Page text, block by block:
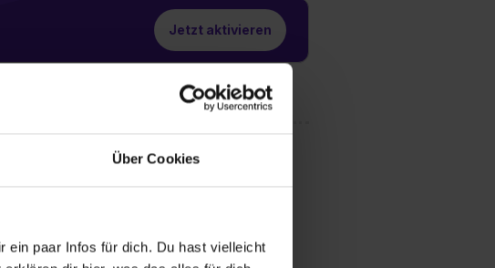
Über Cookies
ein paar Infos für dich. Du hast vielleicht
Jetzt aktivieren